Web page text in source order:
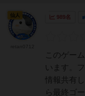
989名
このゲー
います。
情報共有
ら最終ゴ
仙人